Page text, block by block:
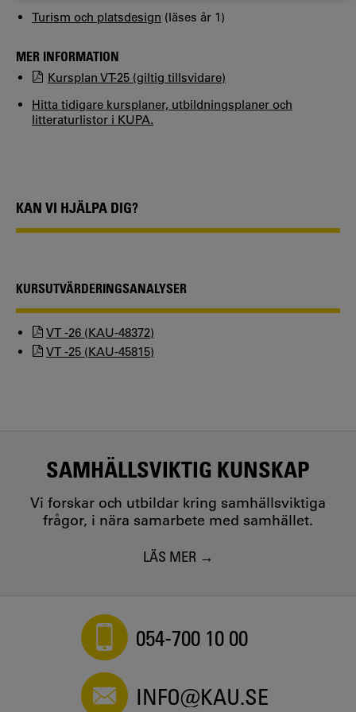
Turism och platsdesign (läses år 1)
MER INFORMATION
Kursplan VT-25 (giltig tillsvidare)
Hitta tidigare kursplaner, utbildningsplaner och
litteraturlistor i KUPA.
KAN VI HJÄLPA DIG?
KURSUTVÄRDERINGSANALYSER
VT -26 (KAU-48372)
VT -25 (KAU-45815)
SAMHÄLLSVIKTIG KUNSKAP
Vi forskar och utbildar kring samhällsviktiga
frågor, i nära samarbete med samhället.
LÄS MER
054-700 10 00
INFO@KAU.SE